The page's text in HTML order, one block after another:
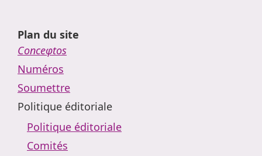
Plan du site
Conceφtos
Numéros
Soumettre
Politique éditoriale
Politique éditoriale
Comités